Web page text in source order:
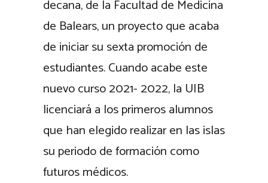
decana, de la Facultad de Medicina
de Balears, un proyecto que acaba
de iniciar su sexta promoción de
estudiantes. Cuando acabe este
nuevo curso 2021- 2022, la UIB
licenciará a los primeros alumnos
que han elegido realizar en las islas
su periodo de formación como
futuros médicos.